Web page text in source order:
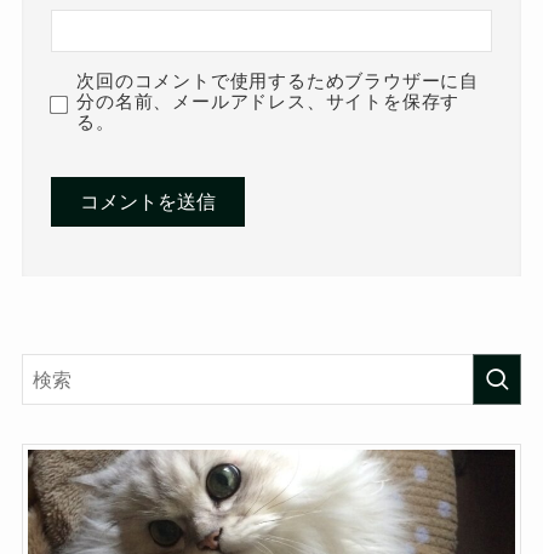
次回のコメントで使用するためブラウザーに自
分の名前、メールアドレス、サイトを保存す
る。